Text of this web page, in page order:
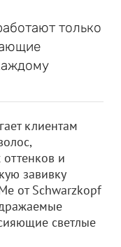
только
клиентам
и
завивку
от Schwarzkopf
светлые